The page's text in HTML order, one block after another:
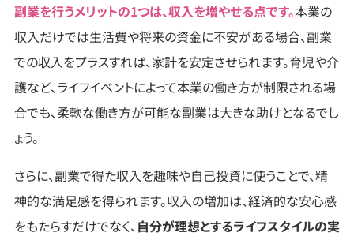
副業を行うメリットの1つは、収入を増やせる点です。本業の
収入だけでは生活費や将来の資金に不安がある場合、副業
での収入をプラスすれば、家計を安定させられます。育児や介
護など、ライフイベントによって本業の働き方が制限される場
合でも、柔軟な働き方が可能な副業は大きな助けとなるでし
ょう。
さらに、副業で得た収入を趣味や自己投資に使うことで、精
神的な満足感を得られます。収入の増加は、経済的な安心感
をもたらすだけでなく、自分が理想とするライフスタイルの実